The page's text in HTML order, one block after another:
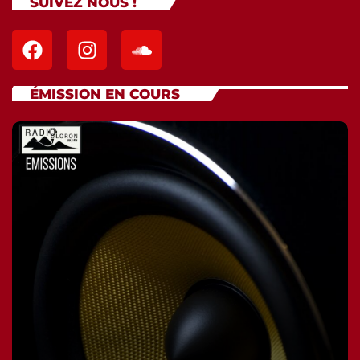
ÉMISSION EN COURS